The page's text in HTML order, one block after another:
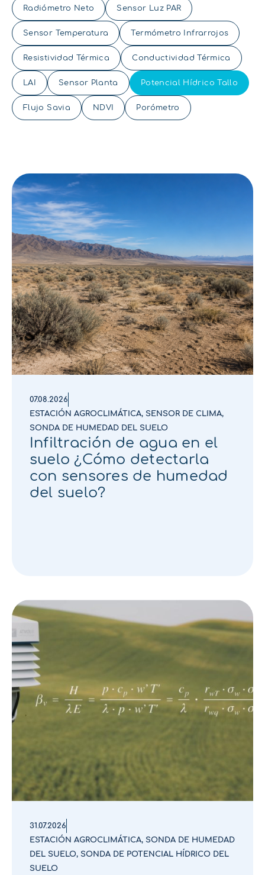
Radiómetro Neto Sensor Luz PAR
Sensor Temperatura Termómetro Infrarrojos
Resistividad Térmica Conductividad Térmica
LAI Sensor Planta Potencial Hídrico Tallo
Flujo Savia NDVI Porómetro
07.08.2026
ESTACIÓN AGROCLIMÁTICA, SENSOR DE CLIMA,
SONDA DE HUMEDAD DEL SUELO
Infiltración de agua en el
suelo ¿Cómo detectarla
con sensores de humedad
del suelo?
31.07.2026
ESTACIÓN AGROCLIMÁTICA, SONDA DE HUMEDAD
DEL SUELO, SONDA DE POTENCIAL HÍDRICO DEL
SUELO